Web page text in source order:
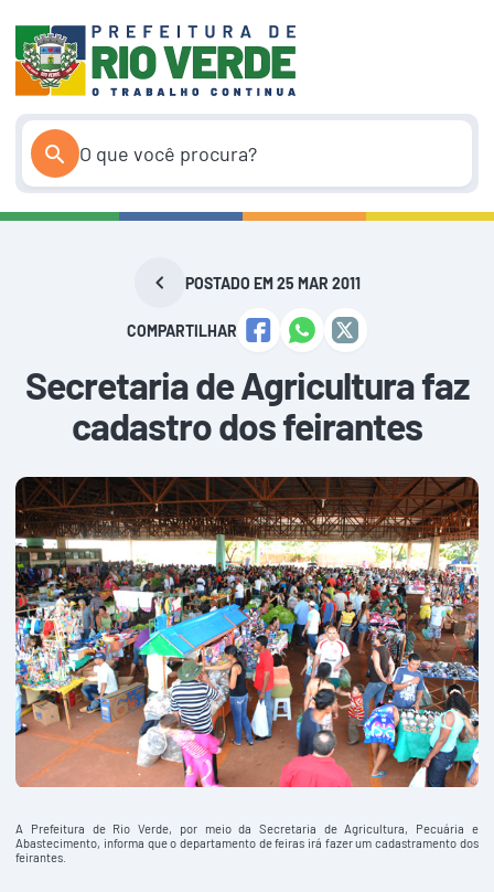
conteúdo
POSTADO EM 25 MAR 2011
COMPARTILHAR
Secretaria de Agricultura faz
cadastro dos feirantes
A Prefeitura de Rio Verde, por meio da Secretaria de Agricultura, Pecuária e
Abastecimento, informa que o departamento de feiras irá fazer um cadastramento dos
feirantes.